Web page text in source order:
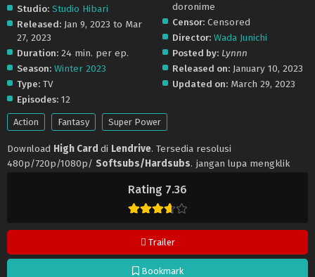
Rating 7.36
Trailer
Bookmark
Studio: Studio Hibari
Released: Jan 9, 2023 to Mar
27, 2023
Duration: 24 min. per ep.
Season: Winter 2023
Type: TV
Episodes: 12
doronime
Censor: Censored
Director: Wada Junichi
Posted by: Lynnn
Released on: January 10, 2023
Updated on: March 29, 2023
Action Fantasy Super Power
Download High Card di Lendrive. Tersedia resolusi
480p/720p/1080p/ Softsubs/Hardsubs. jangan lupa mengklik
. Jangan lupa download update anime lainnya.